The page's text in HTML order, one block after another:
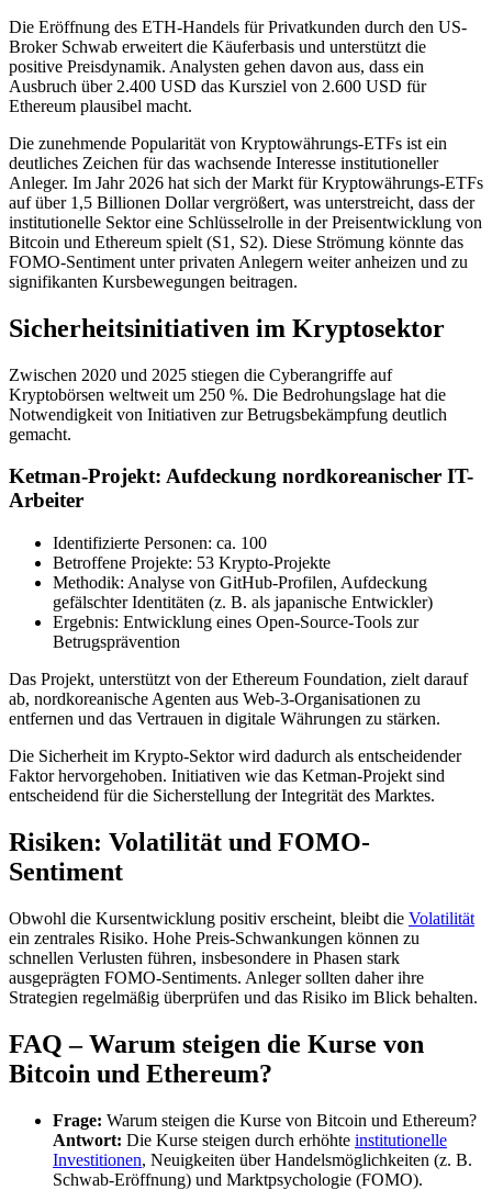
Die Eröffnung des ETH-Handels für Privatkunden durch den US-
Broker Schwab erweitert die Käuferbasis und unterstützt die
positive Preisdynamik. Analysten gehen davon aus, dass ein
Ausbruch über 2.400 USD das Kursziel von 2.600 USD für
Ethereum plausibel macht.
Die zunehmende Popularität von Kryptowährungs-ETFs ist ein
deutliches Zeichen für das wachsende Interesse institutioneller
Anleger. Im Jahr 2026 hat sich der Markt für Kryptowährungs-ETFs
auf über 1,5 Billionen Dollar vergrößert, was unterstreicht, dass der
institutionelle Sektor eine Schlüsselrolle in der Preisentwicklung von
Bitcoin und Ethereum spielt (S1, S2). Diese Strömung könnte das
FOMO-Sentiment unter privaten Anlegern weiter anheizen und zu
signifikanten Kursbewegungen beitragen.
Sicherheitsinitiativen im Kryptosektor
Zwischen 2020 und 2025 stiegen die Cyberangriffe auf
Kryptobörsen weltweit um 250 %. Die Bedrohungslage hat die
Notwendigkeit von Initiativen zur Betrugsbekämpfung deutlich
gemacht.
Ketman-Projekt: Aufdeckung nordkoreanischer IT-
Arbeiter
Identifizierte Personen: ca. 100
Betroffene Projekte: 53 Krypto-Projekte
Methodik: Analyse von GitHub-Profilen, Aufdeckung
gefälschter Identitäten (z. B. als japanische Entwickler)
Ergebnis: Entwicklung eines Open-Source-Tools zur
Betrugsprävention
Das Projekt, unterstützt von der Ethereum Foundation, zielt darauf
ab, nordkoreanische Agenten aus Web-3-Organisationen zu
entfernen und das Vertrauen in digitale Währungen zu stärken.
Die Sicherheit im Krypto-Sektor wird dadurch als entscheidender
Faktor hervorgehoben. Initiativen wie das Ketman-Projekt sind
entscheidend für die Sicherstellung der Integrität des Marktes.
Risiken: Volatilität und FOMO-
Sentiment
Obwohl die Kursentwicklung positiv erscheint, bleibt die Volatilität
ein zentrales Risiko. Hohe Preis-Schwankungen können zu
schnellen Verlusten führen, insbesondere in Phasen stark
ausgeprägten FOMO-Sentiments. Anleger sollten daher ihre
Strategien regelmäßig überprüfen und das Risiko im Blick behalten.
FAQ – Warum steigen die Kurse von
Bitcoin und Ethereum?
Frage: Warum steigen die Kurse von Bitcoin und Ethereum?
Antwort: Die Kurse steigen durch erhöhte institutionelle
Investitionen, Neuigkeiten über Handelsmöglichkeiten (z. B.
Schwab-Eröffnung) und Marktpsychologie (FOMO).